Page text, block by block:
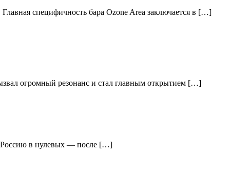
специфичность бара Ozone Area заключается в […]
огромный резонанс и стал главным открытием […]
Россию в нулевых — после […]